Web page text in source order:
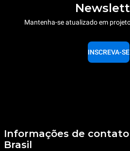
Mantenha-se atualizado em
INSCREVA-SE
Informações de
Brasil